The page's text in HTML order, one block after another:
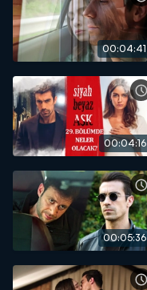
00:04:41
00:04:16
00:05:36